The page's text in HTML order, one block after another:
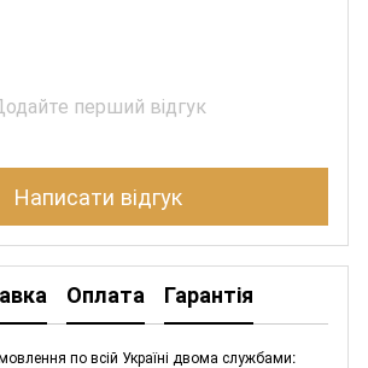
перший відгук
Написати відгук
Оплата Гарантія
по всій Україні двома службами: